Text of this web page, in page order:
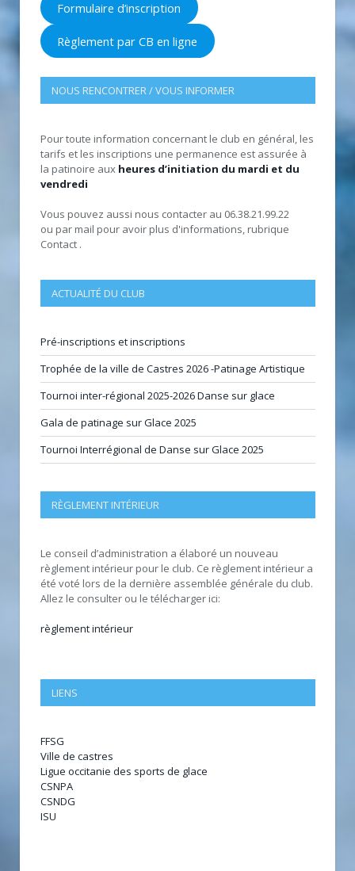
Formulaire d’inscription
Règlement par CB en ligne
NOUS RENCONTRER / VOUS INFORMER
Pour toute information concernant le club en général, les
tarifs et les inscriptions une permanence est assurée à
la patinoire aux heures d’initiation du mardi et du
vendredi
Vous pouvez aussi nous contacter au 06.38.21.99.22
ou par mail pour avoir plus d'informations, rubrique
Contact .
ACTUALITÉ DU CLUB
Pré-inscriptions et inscriptions
Trophée de la ville de Castres 2026 -Patinage Artistique
Tournoi inter-régional 2025-2026 Danse sur glace
Gala de patinage sur Glace 2025
Tournoi Interrégional de Danse sur Glace 2025
RÈGLEMENT INTÉRIEUR
Le conseil d’administration a élaboré un nouveau
règlement intérieur pour le club. Ce règlement intérieur a
été voté lors de la dernière assemblée générale du club.
Allez le consulter ou le télécharger ici:
règlement intérieur
LIENS
FFSG
Ville de castres
Ligue occitanie des sports de glace
CSNPA
CSNDG
ISU